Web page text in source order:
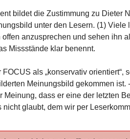
bildet die Zustimmung zu Dieter
unter den Lesern. (1) Viele
offen anzusprechen und sehen ihn
Missstände klar benennt.
FOCUS als „konservativ orientiert“,
Meinungsbild gekommen ist.
Meinung, dass er eine der letzten
nicht glaubt, dem wir per